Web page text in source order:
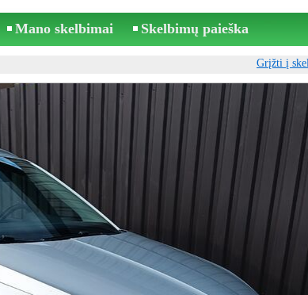
Mano skelbimai Skelbimų paieška
Grįžti į